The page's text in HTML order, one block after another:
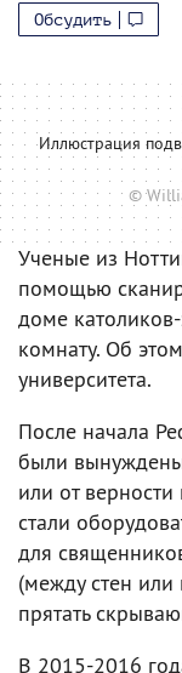
Обсудить
Иллюстрация
©
Ученые из
помощью
доме
комнату. Об этом
университета.
После начала
были вынуждены
или от
стали
для
(между стен
прятать
В 2015-2016